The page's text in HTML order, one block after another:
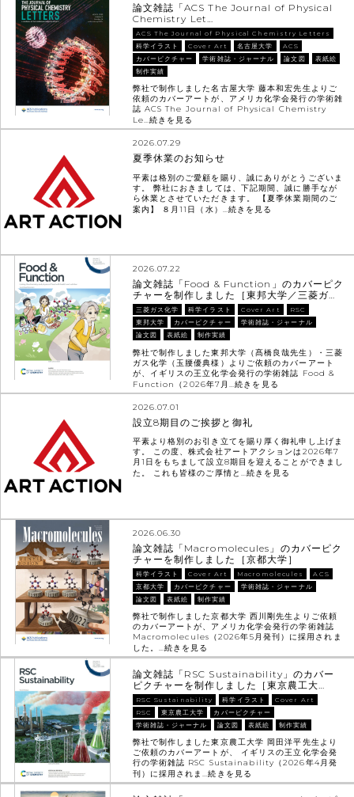
論文雑誌「ACS The Journal of Physical
Chemistry Let…
ACS The Journal of Physical Chemistry Letters
科学イラスト
Cover Art 名古屋大学
ACS
カバーピクチャー
学術雑誌・ジャーナル 論文図
表紙絵
制作実績
弊社で制作しました名古屋大学 藤本和宏先生よりご
依頼のカバーアートが、アメリカ化学会発行の学術雑
誌 ACS The Journal of Physical Chemistry
Le…続きを見る
2026.07.29
夏季休業のお知らせ
平素は格別のご愛顧を賜り、誠にありがとうございま
す。 弊社におきましては、下記期間、誠に勝手なが
ら休業とさせていただきます。 【夏季休業期間のご
案内】 ８月11日（水）… 続きを見る
2026.07.22
論文雑誌「Food & Function」のカバーピク
チャーを制作しました［東邦大学／三菱ガ…
三菱ガス化学 科学イラスト Cover Art
RSC
東邦大学
カバーピクチャー
学術雑誌・ジャーナル
論文図
表紙絵 制作実績
弊社で制作しました東邦大学（髙橋良哉先生）・三菱
ガス化学（玉腰優典様）よりご依頼のカバーアート
が、イギリスの王立化学会発行の学術雑誌 Food &
Function（2026年7月…続きを見る
2026.07.01
設立8期目のご挨拶と御礼
平素より格別のお引き立てを賜り厚く御礼申し上げま
す。 この度、株式会社アートアクションは2026年7
月1日をもちまして設立8期目を迎えることができまし
た。 これも皆様のご厚情と…続きを見る
2026.06.30
論文雑誌「Macromolecules」のカバーピク
チャーを制作しました［京都大学］
科学イラスト Cover Art Macromolecules
ACS
京都大学
カバーピクチャー
学術雑誌・ジャーナル
論文図
表紙絵 制作実績
弊社で制作しました京都大学 西川剛先生よりご依頼
のカバーアートが、アメリカ化学会発行の学術雑誌
Macromolecules（2026年5月発刊）に採用されま
した。…続きを見る
論文雑誌「RSC Sustainability」のカバー
ピクチャーを制作しました［東京農工大…
RSC Sustainability 科学イラスト
Cover Art
RSC
東京農工大学
カバーピクチャー
学術雑誌・ジャーナル
論文図 表紙絵 制作実績
弊社で制作しました東京農工大学 岡田洋平先生より
ご依頼のカバーアートが、 イギリスの王立化学会発
行の学術雑誌 RSC Sustainability（2026年4月発
刊）に採用されま…続きを見る